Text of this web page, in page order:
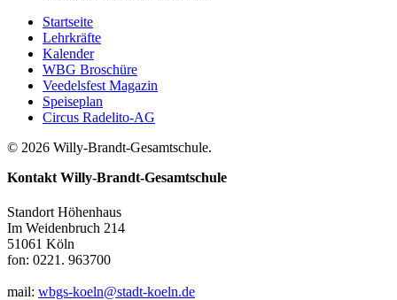
Startseite
Lehrkräfte
Kalender
WBG Broschüre
Veedelsfest Magazin
Speiseplan
Circus Radelito-AG
© 2026 Willy-Brandt-Gesamtschule.
Kontakt Willy-Brandt-Gesamtschule
Standort Höhenhaus
Im Weidenbruch 214
51061 Köln
fon: 0221. 963700
mail: wbgs-koeln@stadt-koeln.de